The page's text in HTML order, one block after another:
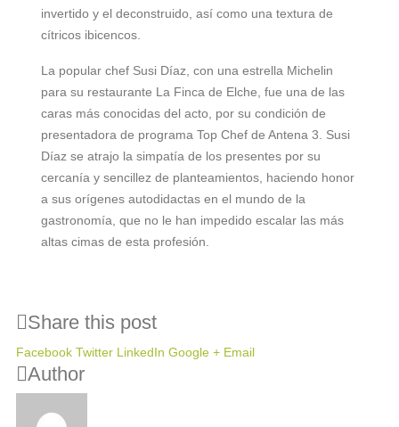
invertido y el deconstruido, así como una textura de
cítricos ibicencos.
La popular chef Susi Díaz, con una estrella Michelin
para su restaurante La Finca de Elche, fue una de las
caras más conocidas del acto, por su condición de
presentadora de programa Top Chef de Antena 3. Susi
Díaz se atrajo la simpatía de los presentes por su
cercanía y sencillez de planteamientos, haciendo honor
a sus orígenes autodidactas en el mundo de la
gastronomía, que no le han impedido escalar las más
altas cimas de esta profesión.
Share this post
Facebook Twitter LinkedIn Google + Email
Author